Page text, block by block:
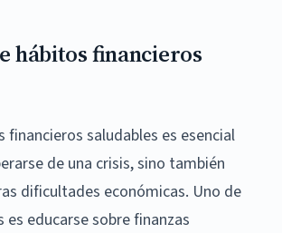
hábitos financieros
financieros saludables es esencial
de una crisis, sino también
dificultades económicas. Uno de
es educarse sobre finanzas